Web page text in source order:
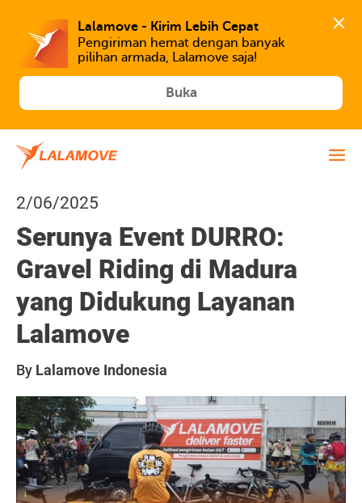
Lalamove - Kirim Lebih Cepat
Pengiriman hemat dengan banyak
Buka
2/06/2025
Serunya Event DURRO:
Gravel Riding di Madura
yang Didukung Layanan
Lalamove
By Lalamove Indonesia